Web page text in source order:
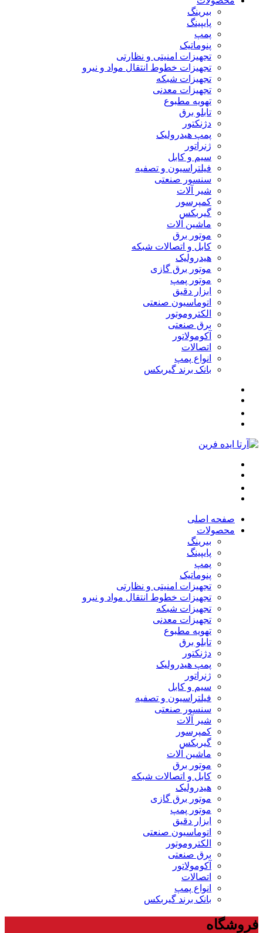
بیرینگ
پایپینگ
پمپ
پنوماتیک
تجهیزات امنیتی و نظارتی
تجهیزات خطوط انتقال مواد و نیرو
تجهیزات شبکه
تجهیزات معدنی
تهویه مطبوع
تابلو برق
دژنکتور
پمپ هیدرولیک
ژنراتور
سیم و کابل
فیلتراسیون و تصفیه
سنسور صنعتی
شیر آلات
کمپرسور
گیربکس
ماشین آلات
موتور برق
کابل و اتصالات شبکه
هیدرولیک
موتور برق گازی
موتور پمپ
ابزار دقیق
اتوماسیون صنعتی
الکتروموتور
برق صنعتی
آکومولاتور
اتصالات
انواع پمپ
بانک برند گیربکس
صفحه اصلی
محصولات
بیرینگ
پایپینگ
پمپ
پنوماتیک
تجهیزات امنیتی و نظارتی
تجهیزات خطوط انتقال مواد و نیرو
تجهیزات شبکه
تجهیزات معدنی
تهویه مطبوع
تابلو برق
دژنکتور
پمپ هیدرولیک
ژنراتور
سیم و کابل
فیلتراسیون و تصفیه
سنسور صنعتی
شیر آلات
کمپرسور
گیربکس
ماشین آلات
موتور برق
کابل و اتصالات شبکه
هیدرولیک
موتور برق گازی
موتور پمپ
ابزار دقیق
اتوماسیون صنعتی
الکتروموتور
برق صنعتی
آکومولاتور
اتصالات
انواع پمپ
بانک برند گیربکس
فروشگاه